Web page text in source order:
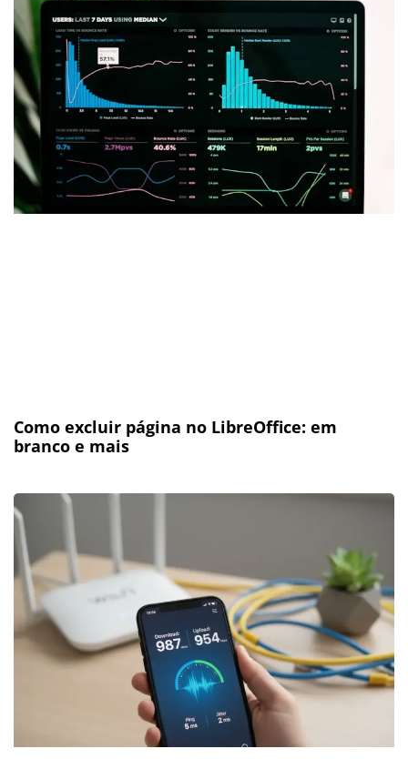
Como excluir página no LibreOffice: em
branco e mais